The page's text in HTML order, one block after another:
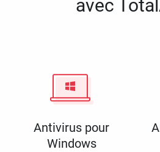
avec
Antivirus pour
Windows